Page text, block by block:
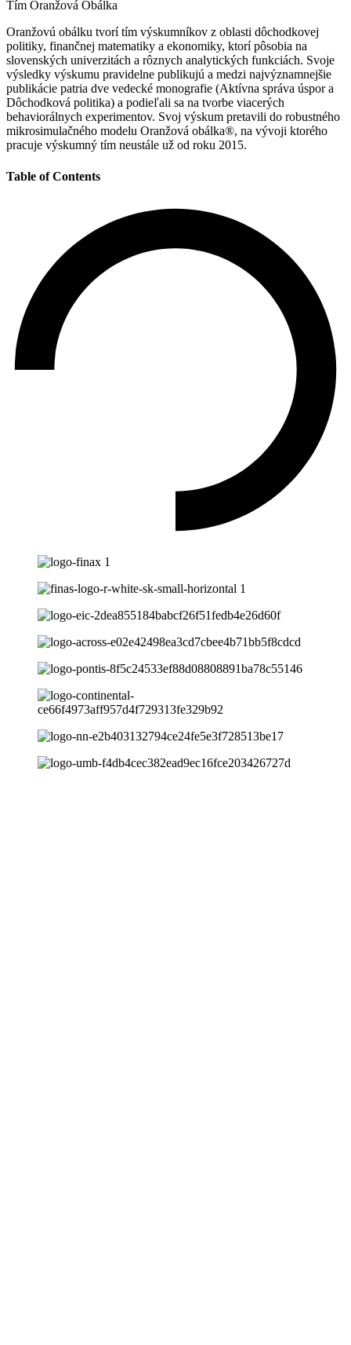
Tím Oranžová Obálka
Oranžovú obálku tvorí tím výskumníkov z oblasti dôchodkovej
politiky, finančnej matematiky a ekonomiky, ktorí pôsobia na
slovenských univerzitách a rôznych analytických funkciách. Svoje
výsledky výskumu pravidelne publikujú a medzi najvýznamnejšie
publikácie patria dve vedecké monografie (Aktívna správa úspor a
Dôchodková politika) a podieľali sa na tvorbe viacerých
behaviorálnych experimentov. Svoj výskum pretavili do robustného
mikrosimulačného modelu Oranžová obálka®, na vývoji ktorého
pracuje výskumný tím neustále už od roku 2015.
Table of Contents